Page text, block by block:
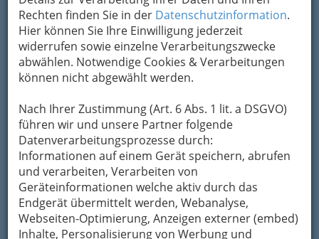
Rechten finden Sie in der Datenschutzinformation.
Hier können Sie Ihre Einwilligung jederzeit
widerrufen sowie einzelne Verarbeitungszwecke
abwählen. Notwendige Cookies & Verarbeitungen
können nicht abgewählt werden.
Nach Ihrer Zustimmung (Art. 6 Abs. 1 lit. a DSGVO)
führen wir und unsere Partner folgende
Datenverarbeitungsprozesse durch:
Informationen auf einem Gerät speichern, abrufen
und verarbeiten, Verarbeiten von
Geräteinformationen welche aktiv durch das
Endgerät übermittelt werden, Webanalyse,
Webseiten-Optimierung, Anzeigen externer (embed)
Inhalte, Personalisierung von Werbung und
Übermittlung Ihrer Nachricht ein sicheres
Formular. Ihre Nachricht wird nach dem
Absenden umgehend per Mail an das
Unternehmen Die Scherbe Gastronomie GmbH
weitergeleitet.
Meine Email Adresse
Mein Betreff